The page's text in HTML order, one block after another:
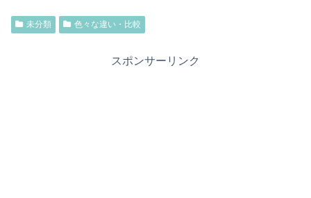
未分類 色々な違い・比較
スポンサーリンク